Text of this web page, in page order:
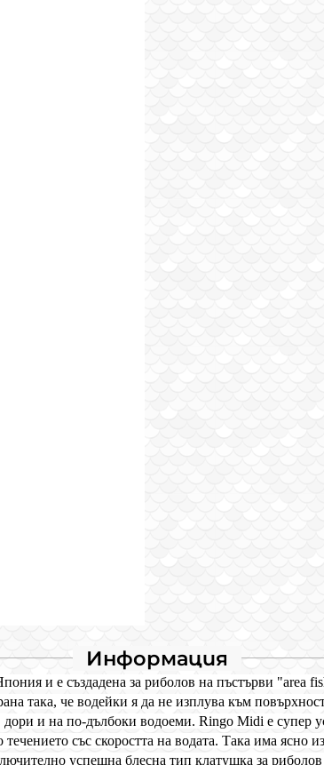
Информация
и е създадена за риболов на пъстърви "area
така, че водейки я да не изплува към
и на по-дълбоки водоеми. Ringo Midi e супер
със скоростта на водата. Така има ясно
успешна блесна тип клатушка за